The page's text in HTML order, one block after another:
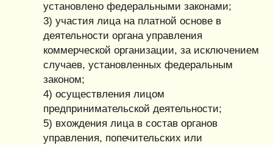
установлено федеральными законами;
3) участия лица на платной основе в
деятельности органа управления
коммерческой организации, за исключением
случаев, установленных федеральным
законом;
4) осуществления лицом
предпринимательской деятельности;
5) вхождения лица в состав органов
управления, попечительских или